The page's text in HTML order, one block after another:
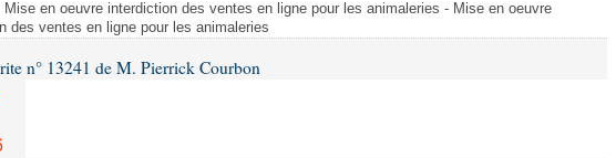
Mise en oeuvre interdiction des ventes en ligne pour les animaleries - Mise en oeuvre
des ventes en ligne pour les animaleries
n° 13241 de M. Pierrick Courbon